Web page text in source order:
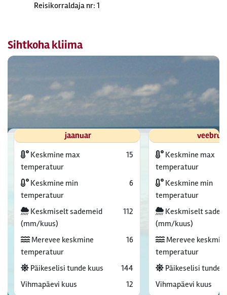
Reisikorraldaja nr: 1
Sihtkoha kliima
jaanuar
Keskmine max
temperatuur
15
Keskmine min
temperatuur
6
Keskmiselt sademeid
(mm/kuus)
112
Merevee keskmine
temperatuur
16
Päikeselisi tunde kuus
144
Vihmapäevi kuus
12
Keskmine max
temperatuur
Keskmine min
temperatuur
Keskmiselt
(mm/kuus)
Merevee
temperatuur
Päikeselisi tunde
Vihmapäevi kuus